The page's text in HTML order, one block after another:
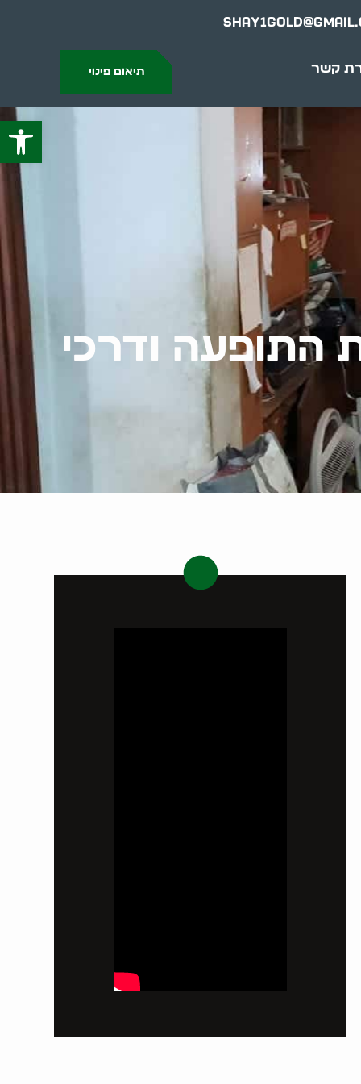
פתח
קשר תיאום פינוי
התופעה ודרכי